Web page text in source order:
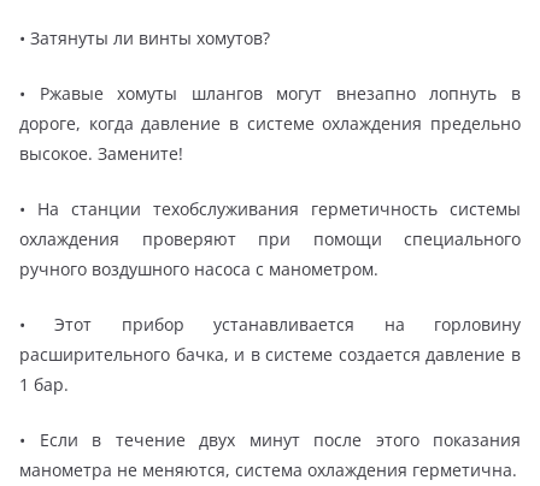
• Затянуты ли винты хомутов?
• Ржавые хомуты шлангов могут внезапно лопнуть в
дороге, когда давление в системе охлаждения предельно
высокое. Замените!
• На станции техобслуживания герметичность системы
охлаждения проверяют при помощи специального
ручного воздушного насоса с манометром.
• Этот прибор устанавливается на горловину
расширительного бачка, и в системе создается давление в
1 бар.
• Если в течение двух минут после этого показания
манометра не меняются, система охлаждения герметична.